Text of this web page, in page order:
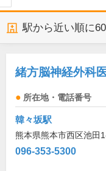
駅から近い順に60
緒方脳神経外科
所在地・電話番号
韓々坂駅
熊本県熊本市西区池田
096-353-5300